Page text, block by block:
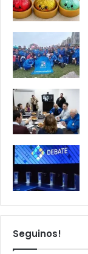
Seguinos!